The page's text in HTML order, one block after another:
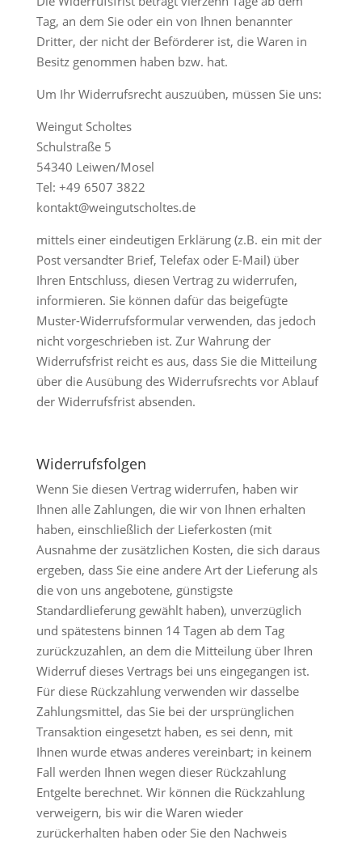
Tag, an dem Sie oder ein von Ihnen benannter
Dritter, der nicht der Beförderer ist, die Waren in
Besitz genommen haben bzw. hat.
Um Ihr Widerrufsrecht auszuüben, müssen Sie uns:
Weingut Scholtes
Schulstraße 5
54340 Leiwen/Mosel
Tel: +49 6507 3822
kontakt@weingutscholtes.de
mittels einer eindeutigen Erklärung (z.B. ein mit der
Post versandter Brief, Telefax oder E-Mail) über
Ihren Entschluss, diesen Vertrag zu widerrufen,
informieren. Sie können dafür das beigefügte
Muster-Widerrufsformular verwenden, das jedoch
nicht vorgeschrieben ist. Zur Wahrung der
Widerrufsfrist reicht es aus, dass Sie die Mitteilung
über die Ausübung des Widerrufsrechts vor Ablauf
der Widerrufsfrist absenden.
Widerrufsfolgen
Wenn Sie diesen Vertrag widerrufen, haben wir
Ihnen alle Zahlungen, die wir von Ihnen erhalten
haben, einschließlich der Lieferkosten (mit
Ausnahme der zusätzlichen Kosten, die sich daraus
ergeben, dass Sie eine andere Art der Lieferung als
die von uns angebotene, günstigste
Standardlieferung gewählt haben), unverzüglich
und spätestens binnen 14 Tagen ab dem Tag
zurückzuzahlen, an dem die Mitteilung über Ihren
Widerruf dieses Vertrags bei uns eingegangen ist.
Für diese Rückzahlung verwenden wir dasselbe
Zahlungsmittel, das Sie bei der ursprünglichen
Transaktion eingesetzt haben, es sei denn, mit
Ihnen wurde etwas anderes vereinbart; in keinem
Fall werden Ihnen wegen dieser Rückzahlung
Entgelte berechnet. Wir können die Rückzahlung
verweigern, bis wir die Waren wieder
zurückerhalten haben oder Sie den Nachweis